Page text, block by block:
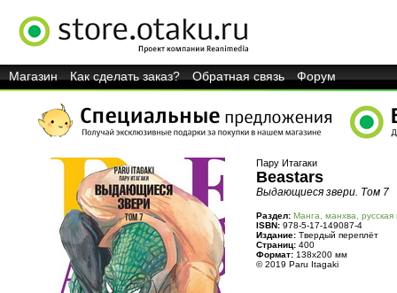
Магазин Как сделать заказ? Обратная связь Форум
Пару Итагаки
Beastars
Выдающиеся звери. Том 7
Раздел: Манга, манхва, русская
ISBN: 978-5-17-149087-4
Издание: Твердый переплёт
Страниц: 400
Формат: 138x200 мм
© 2019 Paru Itagaki